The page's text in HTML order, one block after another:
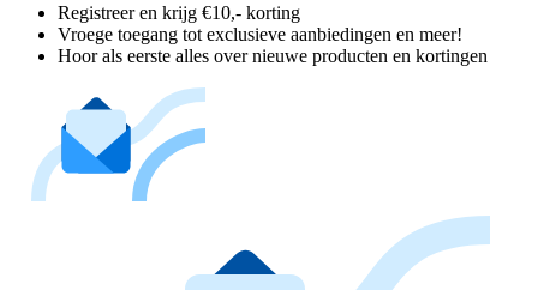
Registreer en krijg €10,- korting
Vroege toegang tot exclusieve aanbiedingen en meer!
Hoor als eerste alles over nieuwe producten en kortingen